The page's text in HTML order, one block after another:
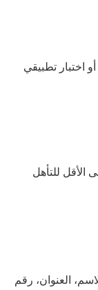
اختبار تطبيقي
يحصل المترشح على 12 من 20 على الأقل للتأهل
العنوان، رقم